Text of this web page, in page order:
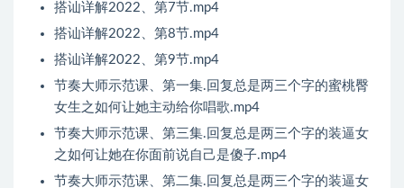
搭讪详解2022、第7节.mp4
搭讪详解2022、第8节.mp4
搭讪详解2022、第9节.mp4
节奏大师示范课、第一集.回复总是两三个字的蜜桃臀
女生之如何让她主动给你唱歌.mp4
节奏大师示范课、第三集.回复总是两三个字的装逼女
之如何让她在你面前说自己是傻子.mp4
节奏大师示范课、第二集.回复总是两三个字的装逼女